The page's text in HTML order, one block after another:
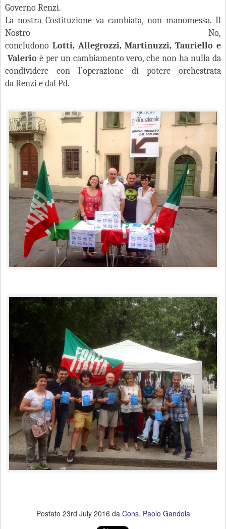
Governo Renzi.
La nostra Costituzione va cambiata, non manomessa. Il
Nostro No,
concludono Lotti, Allegrozzi, Martinuzzi, Tauriello e
Valerio è per un cambiamento vero, che non ha nulla da
condividere con l’operazione di potere orchestrata
da Renzi e dal Pd.
Postato 23rd July 2016 da Cons. Paolo Gandola